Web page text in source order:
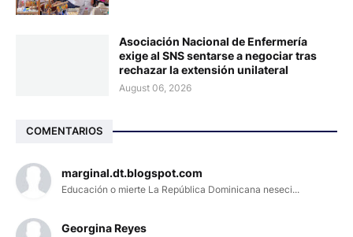
Asociación Nacional de Enfermería
exige al SNS sentarse a negociar tras
rechazar la extensión unilateral
August 06, 2026
COMENTARIOS
marginal.dt.blogspot.com
Educación o mierte La República Dominicana neseci...
Georgina Reyes